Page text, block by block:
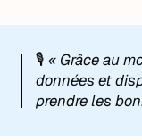
🎙️ « Grâce au
données et
prendre les